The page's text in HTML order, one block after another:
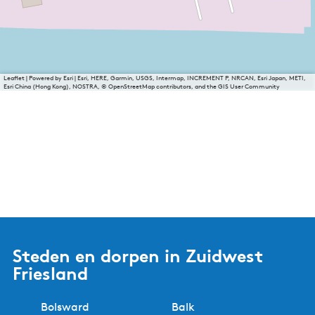
Leaflet|Powered by Esri | Esri, HERE, Garmin, USGS, Intermap, INCREMENT P, NRCAN, Esri Japan, METI,
Esri China (Hong Kong), NOSTRA, © OpenStreetMap contributors, and the GIS User Community
Steden en dorpen in Zuidwest
Friesland
Bolsward
Balk